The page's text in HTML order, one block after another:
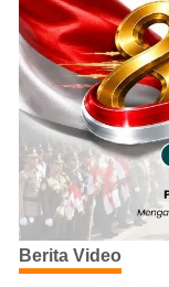
Berita Video